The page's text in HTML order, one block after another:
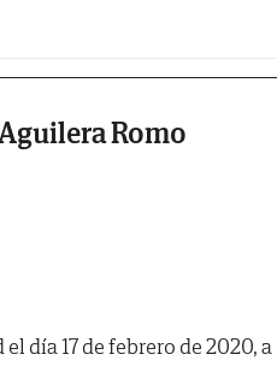
Romo
día 17 de febrero de 2020, a